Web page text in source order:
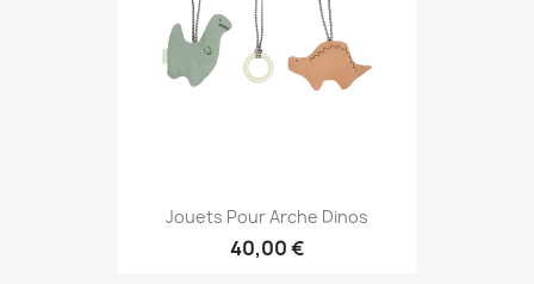
Jouets Pour Arche Dinos
40,00 €